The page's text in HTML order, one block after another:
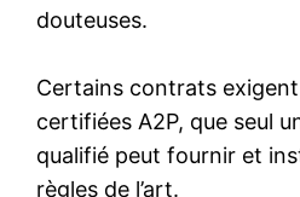
douteuses.
Certains contrats
certifiées A2P, que seul
qualifié peut fournir et
règles de l’art.